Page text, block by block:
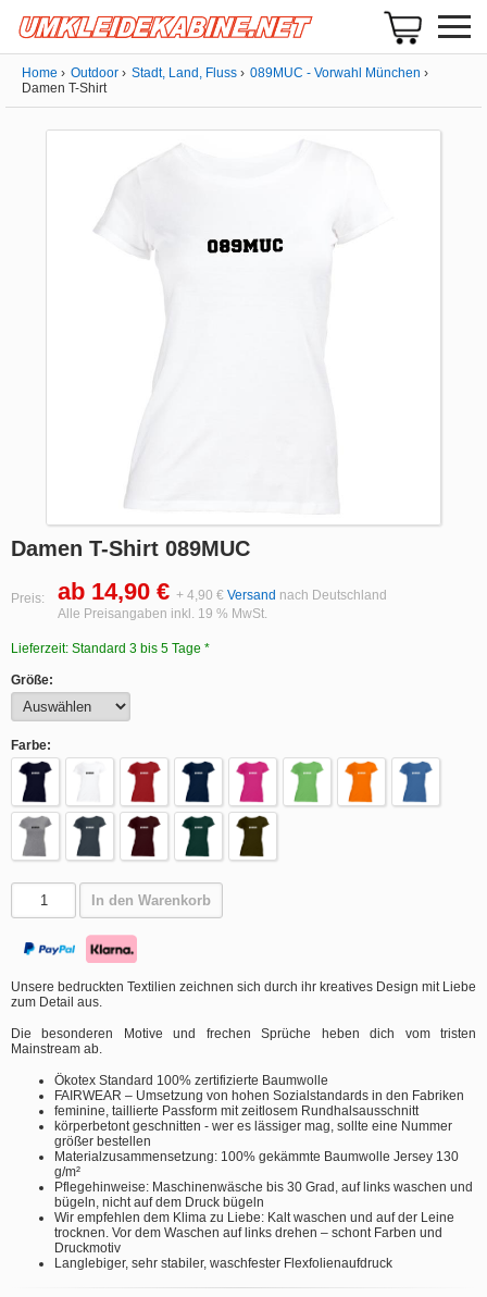
Home Outdoor Stadt, Land, Fluss
089MUC - Vorwahl München
Damen T-Shirt
Damen T-Shirt 089MUC
Preis: ab 14,90 € + 4,90 € Versand nach Deutschland
Alle Preisangaben inkl. 19 % MwSt.
Lieferzeit: Standard 3 bis 5 Tage *
Größe:
Farbe:
In den Warenkorb
Unsere bedruckten Textilien zeichnen sich durch ihr kreatives Design mit Liebe
zum Detail aus.
Die besonderen Motive und frechen Sprüche heben dich vom tristen
Mainstream ab.
Ökotex Standard 100% zertifizierte Baumwolle
FAIRWEAR – Umsetzung von hohen Sozialstandards in den Fabriken
feminine, taillierte Passform mit zeitlosem Rundhalsausschnitt
körperbetont geschnitten - wer es lässiger mag, sollte eine Nummer
größer bestellen
Materialzusammensetzung: 100% gekämmte Baumwolle Jersey 130
g/m²
Pflegehinweise: Maschinenwäsche bis 30 Grad, auf links waschen und
bügeln, nicht auf dem Druck bügeln
Wir empfehlen dem Klima zu Liebe: Kalt waschen und auf der Leine
trocknen. Vor dem Waschen auf links drehen – schont Farben und
Druckmotiv
Langlebiger, sehr stabiler, waschfester Flexfolienaufdruck